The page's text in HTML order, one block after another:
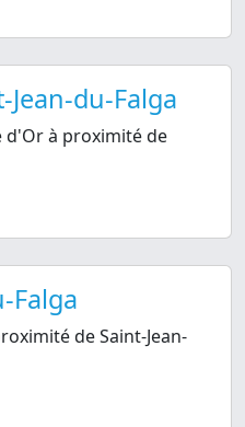
du-Falga
d'Or à proximité de
Falga
de Saint-Jean-